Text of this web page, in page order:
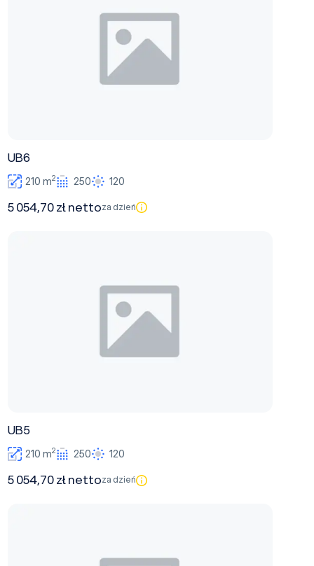
UB6
210 m2 250 120
5 054,70 zł nettoza dzień
UB5
210 m2 250 120
5 054,70 zł nettoza dzień